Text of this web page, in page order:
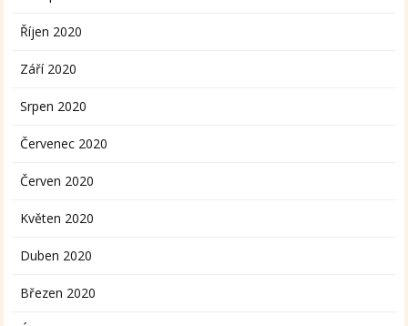
Říjen 2020
Září 2020
Srpen 2020
Červenec 2020
Červen 2020
Květen 2020
Duben 2020
Březen 2020